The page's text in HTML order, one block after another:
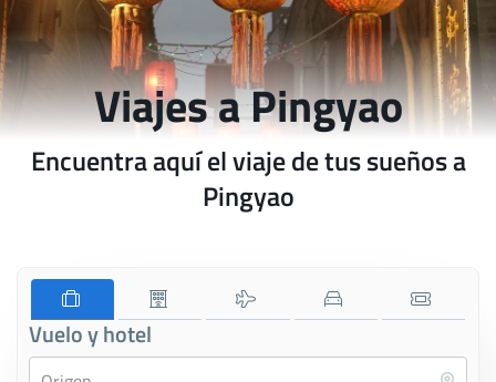
Viajes a Pingyao
Encuentra aquí el viaje de tus sueños a
Pingyao
Vuelo y hotel